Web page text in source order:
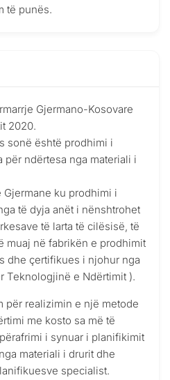
të punës.
Gjermano-Kosovare
2020.
sonë është prodhimi i
për ndërtesa nga materiali i
ku prodhimi i
të dyja anët i nënshtrohet
të larta të cilësisë, të
muaj në fabrikën e prodhimit
dhe çertifikues i njohur nga
Teknologjinë e Ndërtimit ).
për realizimin e një metode
me kosto sa më të
i synuar i planifikimit
materiali i drurit dhe
specialist.